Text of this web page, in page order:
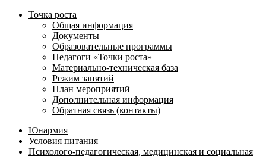
Точка роста
Общая информация
Документы
Образовательные программы
Педагоги «Точки роста»
Материально-техническая база
Режим занятий
План мероприятий
Дополнительная информация
Обратная связь (контакты)
Юнармия
Условия питания
Психолого-педагогическая, медицинская и социальная